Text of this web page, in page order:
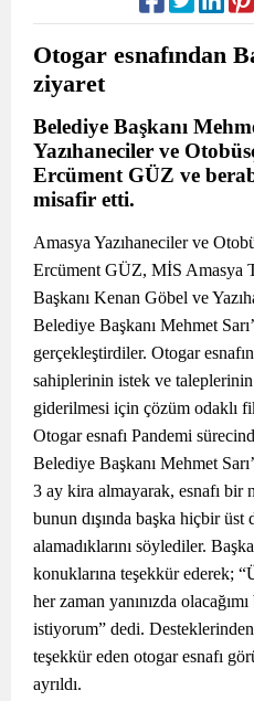
Otogar esnafından
ziyaret
Belediye Başkanı
Yazıhaneciler ve
Ercüment GÜZ ve
misafir etti.
Amasya Yazıhaneciler ve
Ercüment GÜZ, MİS Amasya
Başkanı Kenan Göbel ve
Belediye Başkanı Mehmet
gerçekleştirdiler. Otogar
sahiplerinin istek ve
giderilmesi için çözüm odaklı
Otogar esnafı Pandemi
Belediye Başkanı Mehmet
3 ay kira almayarak, esnafı bir
bunun dışında başka hiçbir
alamadıklarını söylediler.
konuklarına teşekkür ederek;
her zaman yanınızda
istiyorum” dedi. Desteklerinden
teşekkür eden otogar esnafı
ayrıldı.